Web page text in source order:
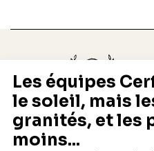
Depuis 1932
Fabricant français reconnu